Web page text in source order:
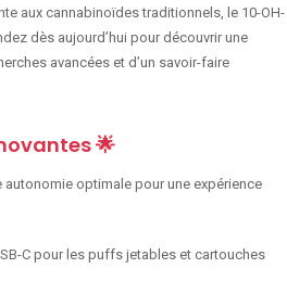
aux cannabinoïdes traditionnels, le 10-OH-
dès aujourd’hui pour découvrir une
avancées et d’un savoir-faire
🌟
autonomie optimale pour une expérience
C pour les puffs jetables et cartouches